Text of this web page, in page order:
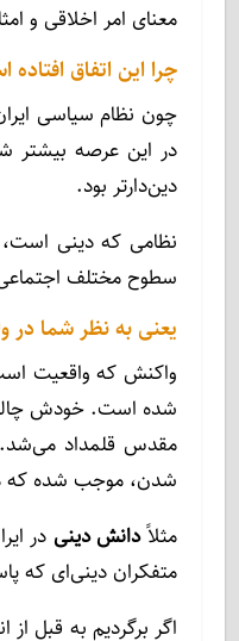
معنای امر اخلاقی و
چرا این اتفاق
چون نظام سیاسی
در این عرصه بیشتر
دین‌دارتر بود.
نظامی که دینی
سطوح مختلف
یعنی به نظر شما در
واکنش که واقعیت
شده است. خودش چالش
مقدس قلمداد می‌شد.
شدن، موجب شده که
مثلاًدانش دینی در
متفکران دینی‌ای که
اگر برگردیم به قبل از